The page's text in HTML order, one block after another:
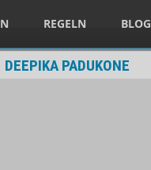
REGELN BLOG
DEEPIKA PADUKONE